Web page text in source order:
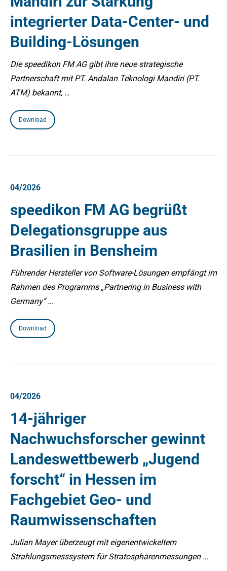
integrierter Data-Center- und
Building-Lösungen
Die speedikon FM AG gibt ihre neue strategische
Partnerschaft mit PT. Andalan Teknologi Mandiri (PT.
ATM) bekannt, …
Download
04/2026
speedikon FM AG begrüßt
Delegationsgruppe aus
Brasilien in Bensheim
Führender Hersteller von Software-Lösungen empfängt im
Rahmen des Programms „Partnering in Business with
Germany“ …
Download
04/2026
14-jähriger
Nachwuchsforscher gewinnt
Landeswettbewerb „Jugend
forscht“ in Hessen im
Fachgebiet Geo- und
Raumwissenschaften
Julian Mayer überzeugt mit eigenentwickeltem
Strahlungsmesssystem für Stratosphärenmessungen …